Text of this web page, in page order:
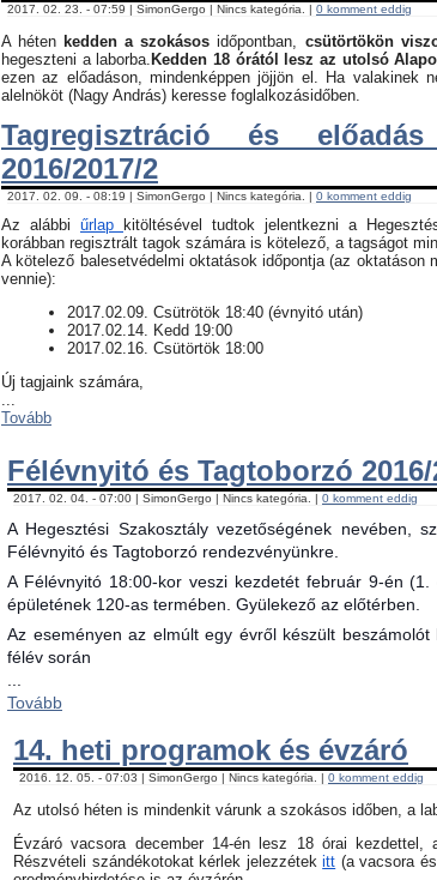
2017. 02. 23. - 07:59 | SimonGergo | Nincs kategória. | 0 komment eddig
A héten kedden a szokásos időpontban, csütörtökön
hegeszteni a laborba.Kedden 18 órától lesz az utolsó
ezen az előadáson, mindenképpen jöjjön el. Ha valakinek
alelnököt (Nagy András) keresse foglalkozásidőben.
Tagregisztráció és
2016/2017/2
2017. 02. 09. - 08:19 | SimonGergo | Nincs kategória. | 0 komment eddig
Az alábbi űrlap
kitöltésével tudtok jelentkezni a
korábban regisztrált tagok számára is kötelező, a tagságot
​A kötelező balesetvédelmi oktatások időpontja (az oktatáson
vennie):
​2017.02.09. Csütrötök 18:40 (évnyitó után)
2017.02.14. Kedd 19:00
2017.02.16. Csütörtök 18:00
Új tagjaink számára,
...
Tovább
Félévnyitó és Tagtoborzó 2016/
2017. 02. 04. - 07:00 | SimonGergo | Nincs kategória. | 0 komment eddig
A Hegesztési Szakosztály vezetőségének nevében,
Félévnyitó és Tagtoborzó rendezvényünkre.
A Félévnyitó 18:00-kor veszi kezdetét február 9-én
épületének 120-as termében. Gyülekező az előtérben.
Az eseményen az elmúlt egy évről készült
félév során
...
Tovább
14. heti programok és évzáró
2016. 12. 05. - 07:03 | SimonGergo | Nincs kategória. | 0 komment eddig
Az utolsó héten is mindenkit várunk a szokásos időben, a
Évzáró vacsora december 14-én lesz 18 órai kezdettel,
Részvételi szándékotokat kérlek jelezzétekitt (a vacsora